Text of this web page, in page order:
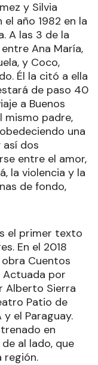
y Silvia
año 1982 en la
A las 3 de la
Ana María,
y Coco,
Él la citó a ella
de paso 40
a Buenos
mismo padre,
una
dos
entre el amor,
la violencia y la
de fondo,
el primer texto
En el 2018
Cuentos
Actuada por
Alberto Sierra
Patio de
el Paraguay.
en
al lado, que
región.